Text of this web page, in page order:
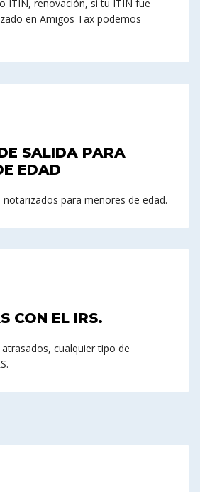
ITIN, renovación, si tu ITIN fue
en Amigos Tax podemos
SALIDA PARA
EDAD
para menores de edad.
CON EL IRS.
cualquier tipo de